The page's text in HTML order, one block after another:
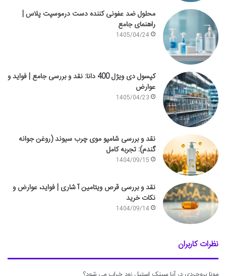
محلول ضد عفونی کننده دست درموسپت پلاس |
راهنمای جامع
1405/04/24
کپسول دی ویژل 400 دانا: نقد و بررسی جامع | فواید و
عوارض
1405/04/23
نقد و بررسی شامپو موی چرب سیوند (روغن جوانه
گندم): تجربه کامل
1404/09/15
نقد و بررسی قرص ویتامین آ شاری | فواید، عوارض و
نکات خرید
1404/09/14
نظرات کاربران